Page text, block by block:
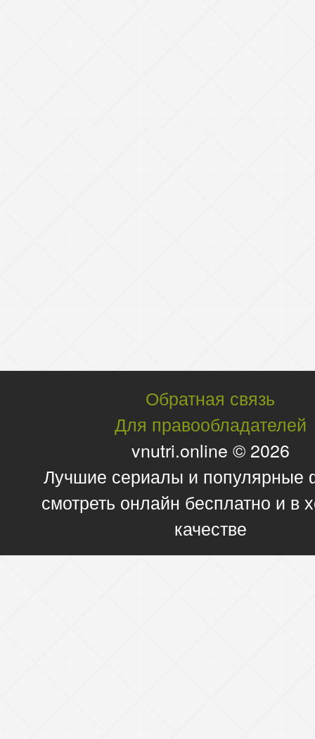
Обратная связь
Для правообладателей
vnutri.online © 2026
Лучшие сериалы и
смотреть онлайн бесплатно и в
качестве